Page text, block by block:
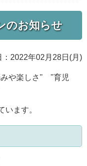
のお知らせ
：2022年02月28日(月)
みや楽しさ" "育児
います。